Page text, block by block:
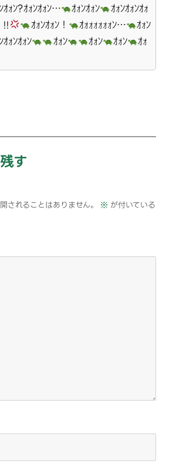
ｫﾝ?ｵｫﾝｵｫﾝ… ｵｫﾝｵｫﾝ
ｵｫﾝｵｫﾝｵｫ
!! ｵｫﾝｵｫﾝ！ ｵｫｫｫｫｫｫﾝ…
ｵｫﾝ
ｵｫﾝｵｫﾝ ｵｫﾝ ｵｫﾝ ｵｫﾝ
ｵｫ
す
されることはありません。 ※ が付いている